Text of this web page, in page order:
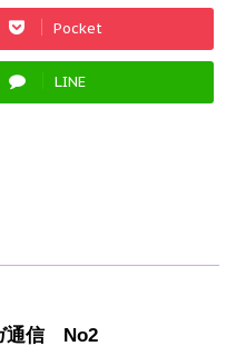
Pocket
LINE
通信 No2